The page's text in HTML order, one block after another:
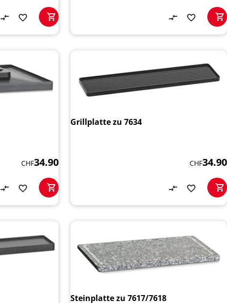
CHF34.90
Grillplatte zu 7634
CHF34.90
Steinplatte zu 7617/7618